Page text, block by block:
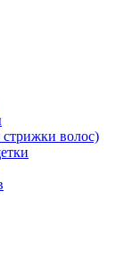
волос)